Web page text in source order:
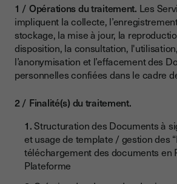
Opérations du traitement. Les
impliquent la collecte,
stockage, la mise à jour, la
disposition, la consultation,
l’anonymisation et l’effacement des
personnelles confiées dans le cadre
Finalité(s) du traitement.
Structuration des Documents à
et usage de template / gestion des
téléchargement des documents en
Plateforme